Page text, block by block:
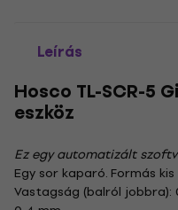
Leírás
Hosco TL-SCR-5
eszköz
Ez egy automatizált
Egy sor kaparó. Formás
Vastagság (balról jobbra):